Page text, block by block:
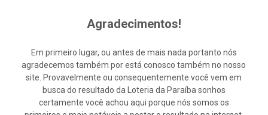
Agradecimentos!
Em primeiro lugar, ou antes de mais nada portanto nós
agradecemos também por está conosco também no nosso
site. Provavelmente ou consequentemente você vem em
busca do resultado da Loteria da Paraíba sonhos
certamente você achou aqui porque nós somos os